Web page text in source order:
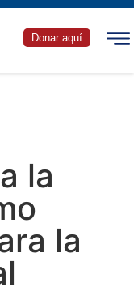
Donar aquí
la
la